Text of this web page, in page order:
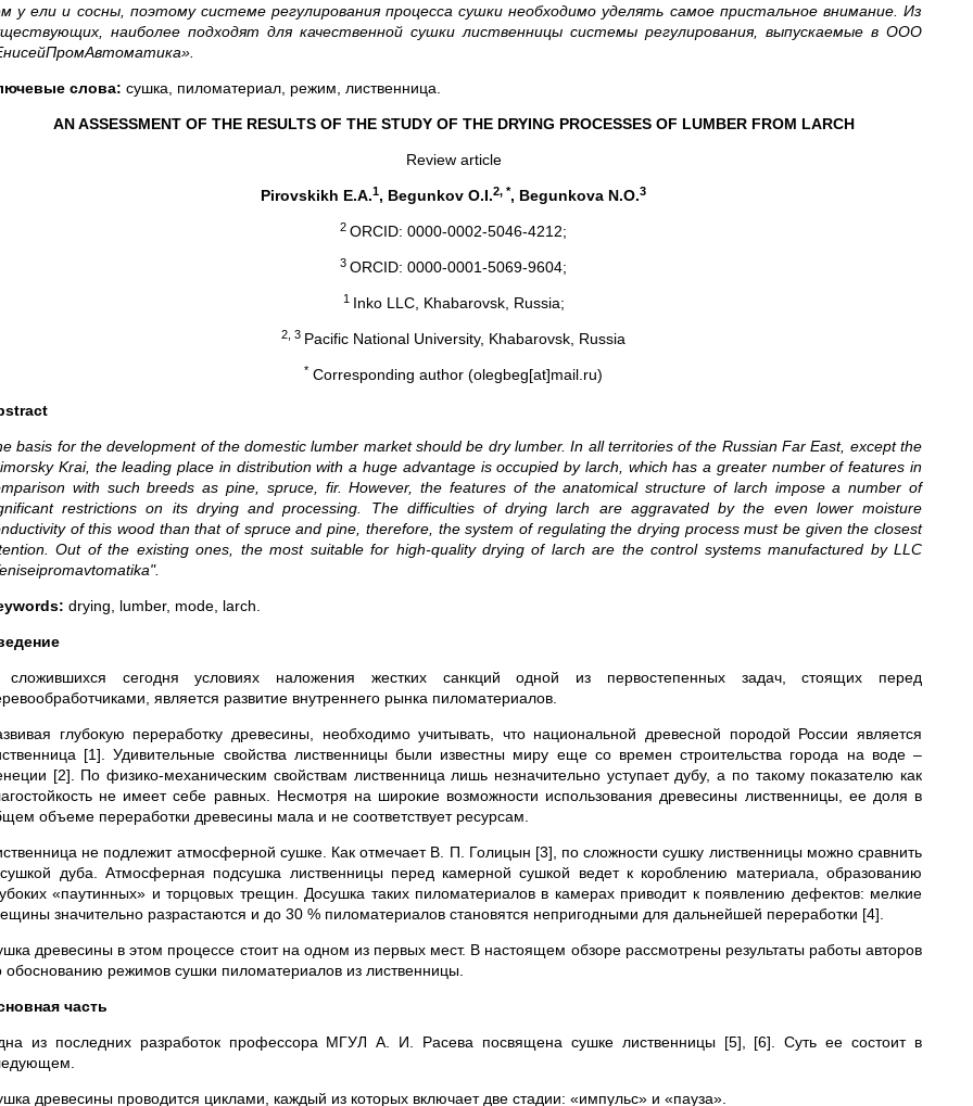
у ели и сосны, поэтому системе регулирования процесса сушки необходимо уделять самое пристальное внимание. Из
наиболее подходят для качественной сушки лиственницы системы регулирования, выпускаемые в ООО
слова: сушка, пиломатериал, режим, лиственница.
AN ASSESSMENT OF THE RESULTS OF THE STUDY OF THE DRYING PROCESSES OF LUMBER FROM LARCH
Review article
Pirovskikh E.A.1, Begunkov O.I.2, *, Begunkova N.O.3
2 ORCID: 0000-0002-5046-4212;
3 ORCID: 0000-0001-5069-9604;
1 Inko LLC, Khabarovsk, Russia;
2, 3 Pacific National University, Khabarovsk, Russia
* Corresponding author (olegbeg[at]mail.ru)
basis for the development of the domestic lumber market should be dry lumber. In all territories of the Russian Far East, except the
Krai, the leading place in distribution with a huge advantage is occupied by larch, which has a greater number of features in
with such breeds as pine, spruce, fir. However, the features of the anatomical structure of larch impose a number of
restrictions on its drying and processing. The difficulties of drying larch are aggravated by the even lower moisture
of this wood than that of spruce and pine, therefore, the system of regulating the drying process must be given the closest
Out of the existing ones, the most suitable for high-quality drying of larch are the control systems manufactured by LLC
drying, lumber, mode, larch.
сегодня условиях наложения жестких санкций одной из первостепенных задач, стоящих перед
является развитие внутреннего рынка пиломатериалов.
глубокую переработку древесины, необходимо учитывать, что национальной древесной породой России является
[1]. Удивительные свойства лиственницы были известны миру еще со времен строительства города на воде –
[2]. По физико-механическим свойствам лиственница лишь незначительно уступает дубу, а по такому показателю как
не имеет себе равных. Несмотря на широкие возможности использования древесины лиственницы, ее доля в
объеме переработки древесины мала и не соответствует ресурсам.
не подлежит атмосферной сушке. Как отмечает В. П. Голицын [3], по сложности сушку лиственницы можно сравнить
дуба. Атмосферная подсушка лиственницы перед камерной сушкой ведет к короблению материала, образованию
«паутинных» и торцовых трещин. Досушка таких пиломатериалов в камерах приводит к появлению дефектов: мелкие
значительно разрастаются и до 30 % пиломатериалов становятся непригодными для дальнейшей переработки [4].
древесины в этом процессе стоит на одном из первых мест. В настоящем обзоре рассмотрены результаты работы авторов
обоснованию режимов сушки пиломатериалов из лиственницы.
часть
из последних разработок профессора МГУЛ А. И. Расева посвящена сушке лиственницы [5], [6]. Суть ее состоит в
древесины проводится циклами, каждый из которых включает две стадии: «импульс» и «пауза».